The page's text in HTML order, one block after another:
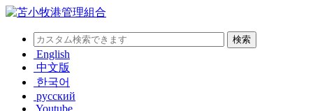
English
中文版
한국어
русский
Youtube